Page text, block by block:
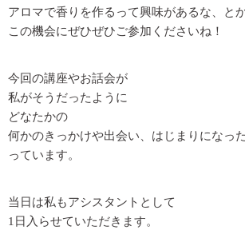
アロマで香りを作るって興味があるな、と
この機会にぜひぜひご参加くださいね！
今回の講座やお話会が
私がそうだったように
どなたかの
何かのきっかけや出会い、はじまりになっ
っています。
当日は私もアシスタントとして
1日入らせていただきます。